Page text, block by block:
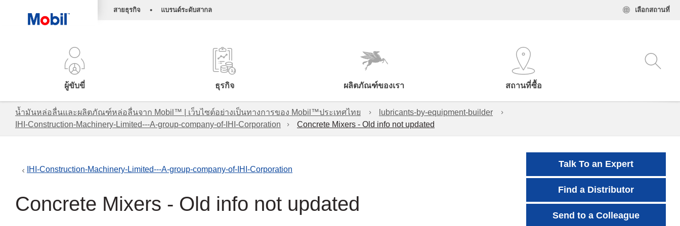
สายธุรกิจ • แบรนด์ระดับสากล เลือกสถานที่
ผู้ขับขี่ ธุรกิจ ผลิตภัณฑ์ของเรา สถานที่ซื้อ
น้ำมันหล่อลื่นและผลิตภัณฑ์หล่อลื่นจาก Mobil™ | เว็บไซต์อย่างเป็นทางการของ Mobil™ประเทศไทย
lubricants-by-equipment-builder
IHI-Construction-Machinery-Limited---A-group-company-of-IHI-Corporation
Concrete Mixers - Old info not updated
IHI-Construction-Machinery-Limited---A-group-company-of-IHI-Corporation
Concrete Mixers - Old info not updated
Talk To an Expert
Find a Distributor
Send to a Colleague